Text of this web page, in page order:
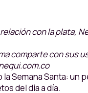
con la plata,
comparte con sus
Semana Santa:
del día a día.